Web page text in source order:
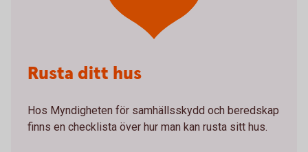
Rusta ditt hus
Hos Myndigheten för samhällsskydd och beredskap
finns en checklista över hur man kan rusta sitt hus.